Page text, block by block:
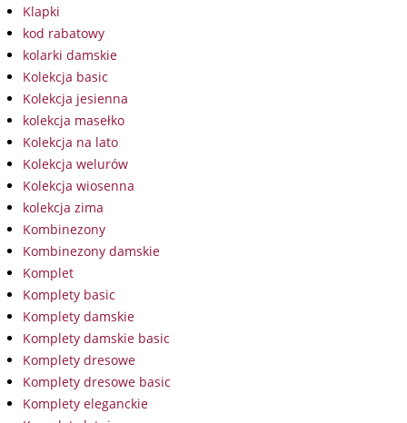
Klapki
kod rabatowy
kolarki damskie
Kolekcja basic
Kolekcja jesienna
kolekcja masełko
Kolekcja na lato
Kolekcja welurów
Kolekcja wiosenna
kolekcja zima
Kombinezony
Kombinezony damskie
Komplet
Komplety basic
Komplety damskie
Komplety damskie basic
Komplety dresowe
Komplety dresowe basic
Komplety eleganckie